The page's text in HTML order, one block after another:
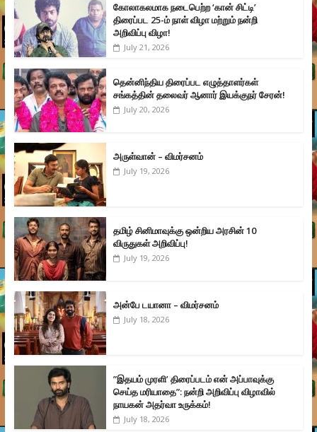
கோலாகலமாக நடைபெற்ற ‘கான் சிட்டி’
திரைப்பட 25-ம் நாள் விழா மற்றும் நன்றி
அறிவிப்பு விழா!
July 21, 2026
தென்னிந்திய திரைப்பட எழுத்தாளர்கள்
சங்கத்தின் தலைவர் ஆனார் இயக்குநர் சேரன்!
July 20, 2026
அருள்வான் – விமர்சனம்
July 19, 2026
தமிழ் சினிமாவுக்கு ஒன்றிய அரசின் 10
விருதுகள் அறிவிப்பு!
July 19, 2026
அன்பே டயானா – விமர்சனம்
July 18, 2026
”இதயம் முரளி’ திரைப்படம் என் அப்பாவுக்கு
செய்த மரியாதை”: நன்றி அறிவிப்பு விழாவில்
நாயகன் அதர்வா உருக்கம்!
July 18, 2026